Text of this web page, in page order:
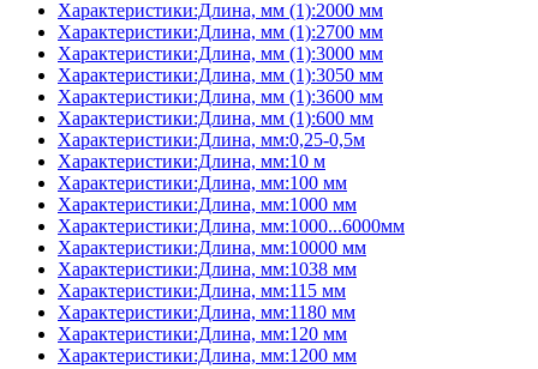
Характеристики:Длина, мм (1):2000 мм
Характеристики:Длина, мм (1):2700 мм
Характеристики:Длина, мм (1):3000 мм
Характеристики:Длина, мм (1):3050 мм
Характеристики:Длина, мм (1):3600 мм
Характеристики:Длина, мм (1):600 мм
Характеристики:Длина, мм:0,25-0,5м
Характеристики:Длина, мм:10 м
Характеристики:Длина, мм:100 мм
Характеристики:Длина, мм:1000 мм
Характеристики:Длина, мм:1000...6000мм
Характеристики:Длина, мм:10000 мм
Характеристики:Длина, мм:1038 мм
Характеристики:Длина, мм:115 мм
Характеристики:Длина, мм:1180 мм
Характеристики:Длина, мм:120 мм
Характеристики:Длина, мм:1200 мм